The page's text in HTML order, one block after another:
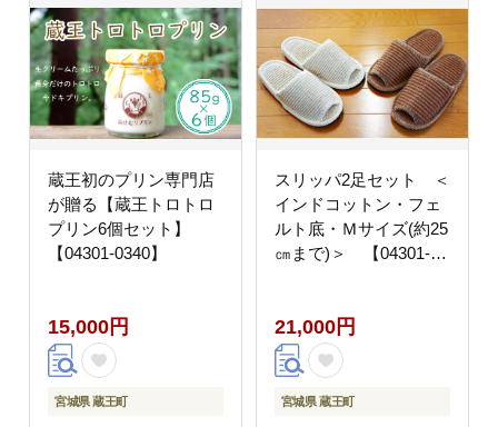
蔵王初のプリン専門店
が贈る【蔵王トロトロ
プリン6個セット】
【04301-0340】
15,000円
宮城県 蔵王町
スリッパ2足セット ＜
インドコットン・フェ
ルト底・Ｍサイズ(約25
㎝まで)＞ 【04301-
21,000円
宮城県 蔵王町